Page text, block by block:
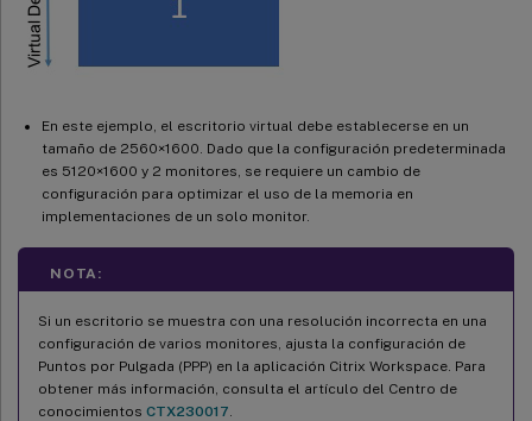
En este ejemplo, el escritorio virtual debe establecerse en un
tamaño de 2560×1600. Dado que la configuración predeterminada
es 5120×1600 y 2 monitores, se requiere un cambio de
configuración para optimizar el uso de la memoria en
implementaciones de un solo monitor.
NOTA:
Si un escritorio se muestra con una resolución incorrecta en una
configuración de varios monitores, ajusta la configuración de
Puntos por Pulgada (PPP) en la aplicación Citrix Workspace. Para
obtener más información, consulta el artículo del Centro de
conocimientos CTX230017